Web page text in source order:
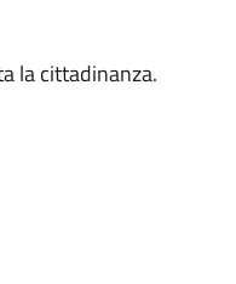
la cittadinanza.